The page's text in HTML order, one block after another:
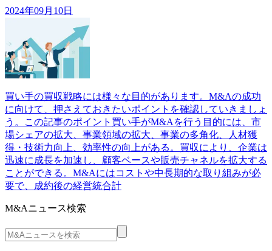
2024年09月10日
買い手の買収戦略には様々な目的があります。M&Aの成功
に向けて、押さえておきたいポイントを確認していきましょ
う。この記事のポイント買い手がM&Aを行う目的には、市
場シェアの拡大、事業領域の拡大、事業の多角化、人材獲
得・技術力向上、効率性の向上がある。買収により、企業は
迅速に成長を加速し、顧客ベースや販売チャネルを拡大する
ことができる。M&Aにはコストや中長期的な取り組みが必
要で、成約後の経営統合計
M&Aニュース検索